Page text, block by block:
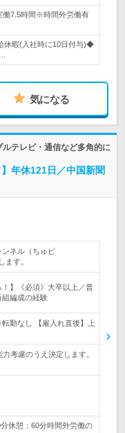
7.5時間※時間外労働有
暇(入社時に10日付与)◆
気になる
テレビ・通信など多角的に
年休121日／中国新聞
ネル（ちゅピ
ます。
！】《必須》大卒以上／普
編成の経験
勤なし 【雇入れ直後】上
考慮のうえ決定します。
休憩：60分時間外労働の